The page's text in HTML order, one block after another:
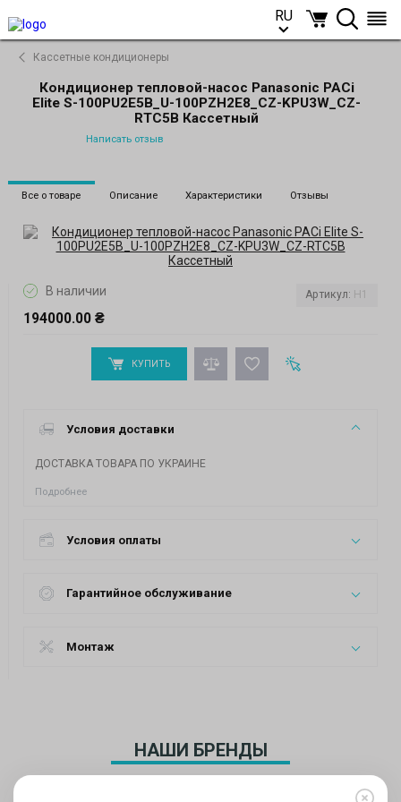
RU
Кассетные кондиционеры
Кондиционер тепловой-насос Panasonic PACi
Elite S-100PU2E5B_U-100PZH2E8_CZ-KPU3W_CZ-
RTC5B Кассетный
Написать отзыв
Все о товаре Описание Характеристики Отзывы
В наличии
194000.00 ₴
Артикул: H1
КУПИТЬ
Условия доставки
ДОСТАВКА ТОВАРА ПО УКРАИНЕ
Подробнее
Условия оплаты
Гарантийное обслуживание
Монтаж
НАШИ БРЕНДЫ